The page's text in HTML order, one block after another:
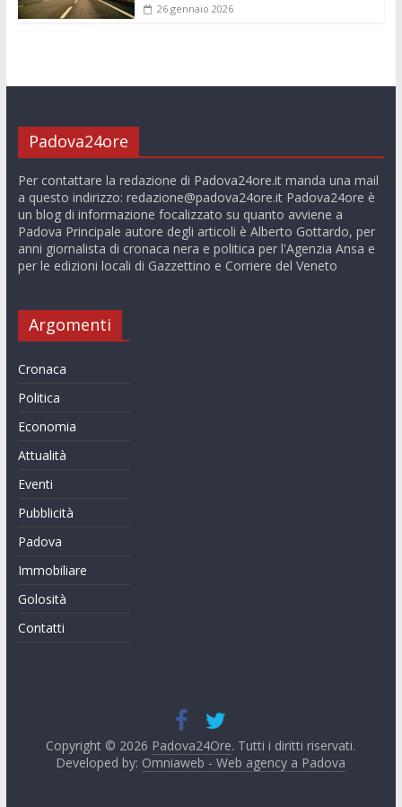
26 gennaio 2026
Padova24ore
Per contattare la redazione di Padova24ore.it manda una mail
a questo indirizzo: redazione@padova24ore.itPadova24ore è
un blog di informazione focalizzato su quanto avviene a
Padova Principale autore degli articoli è Alberto Gottardo, per
anni giornalista di cronaca nera e politica per l'Agenzia Ansa e
per le edizioni locali di Gazzettino e Corriere del Veneto
Argomenti
Cronaca
Politica
Economia
Attualità
Eventi
Pubblicità
Padova
Immobiliare
Golosità
Contatti
Copyright © 2026 Padova24Ore. Tutti i diritti riservati.
Developed by: Omniaweb - Web agency a Padova